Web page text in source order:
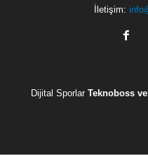
İletişim:
Dijital Sporlar Teknoboss